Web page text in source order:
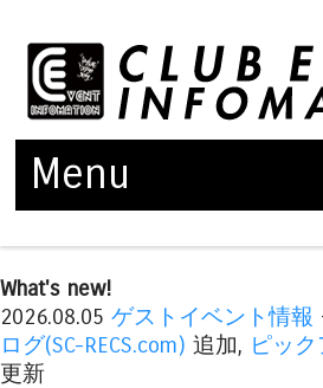
Menu
What's new!
2026.08.05 ゲストイベント情報
ログ(SC-RECS.com) 追加, ピッ
更新